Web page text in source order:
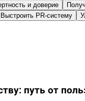
и доверие
Выстроить PR-систему
путь от